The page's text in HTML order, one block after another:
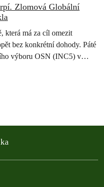
Zlomová Globální
která má za cíl omezit
bez konkrétní dohody. Páté
výboru OSN (INC5) v